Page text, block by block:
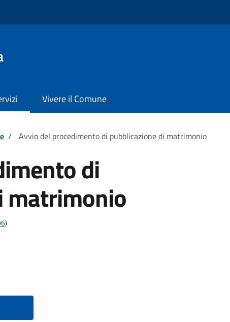
Vivere il Comune
/ Avvio del procedimento di pubblicazione di matrimonio
di
matrimonio
)